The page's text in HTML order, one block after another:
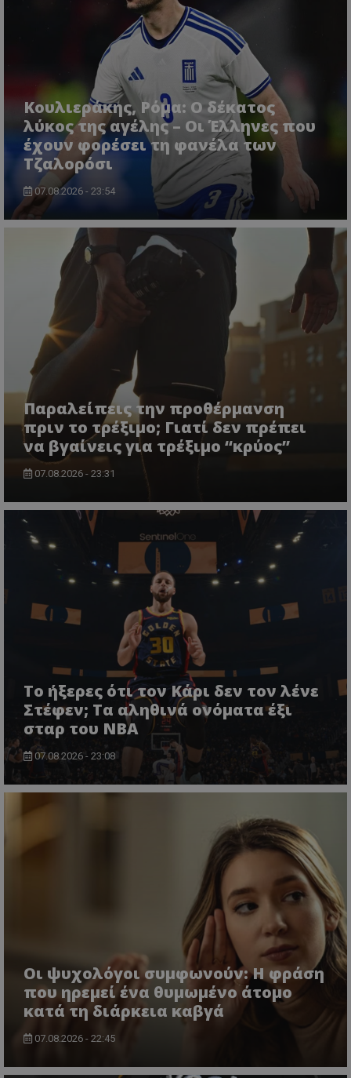
Κουλιεράκης, Ρόμα: Ο δέκατος
λύκος της αγέλης – Οι Έλληνες που
έχουν φορέσει τη φανέλα των
Τζαλορόσι
07.08.2026 - 23:54
Παραλείπεις την προθέρμανση
πριν το τρέξιμο; Γιατί δεν πρέπει
να βγαίνεις για τρέξιμο “κρύος”
07.08.2026 - 23:31
Το ήξερες ότι τον Κάρι δεν τον λένε
Στέφεν; Τα αληθινά ονόματα έξι
σταρ του NBA
07.08.2026 - 23:08
Οι ψυχολόγοι συμφωνούν: Η φράση
που ηρεμεί ένα θυμωμένο άτομο
κατά τη διάρκεια καβγά
07.08.2026 - 22:45